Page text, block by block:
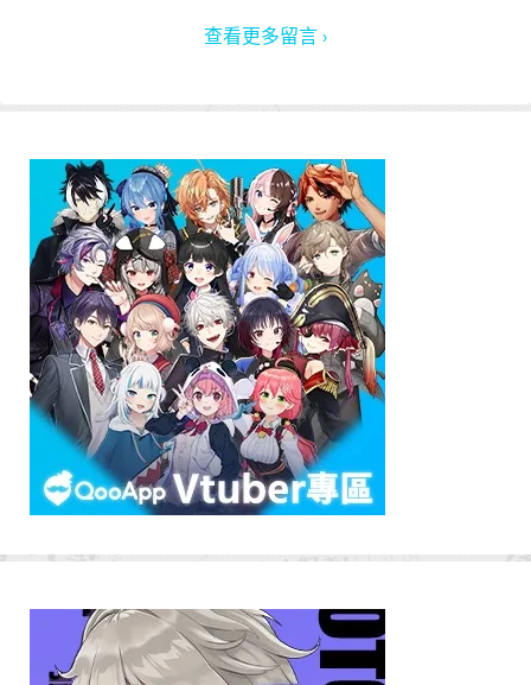
查看更多留言 ›